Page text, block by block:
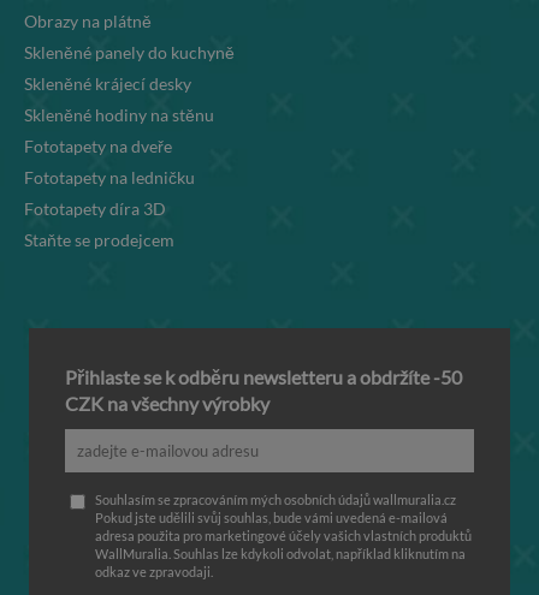
Obrazy na plátně
Skleněné panely do kuchyně
Skleněné krájecí desky
Skleněné hodiny na stěnu
Fototapety na dveře
Fototapety na ledničku
Fototapety díra 3D
Staňte se prodejcem
Přihlaste se k odběru newsletteru a obdržíte -50
CZK na všechny výrobky
Souhlasím se zpracováním mých osobních údajů wallmuralia.cz
Pokud jste udělili svůj souhlas, bude vámi uvedená e-mailová
adresa použita pro marketingové účely vašich vlastních produktů
WallMuralia. Souhlas lze kdykoli odvolat, například kliknutím na
odkaz ve zpravodaji.